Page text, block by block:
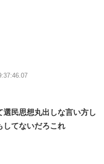
選民思想丸出しな言い方し
してないだろこれ